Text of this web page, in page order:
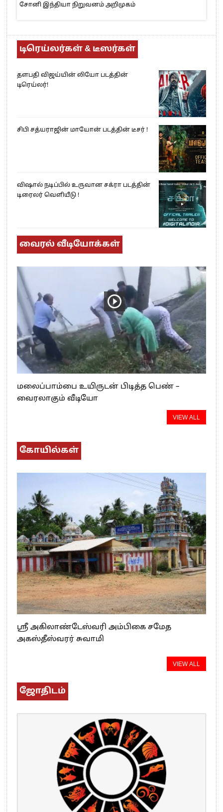
சோனி இந்தியா நிறுவனம் அறிமுகம்
டிரெய்லர்கள் & டீஸர்கள்
தளபதி விஜய்யின் லியோ படத்தின்
டிரெய்லர்!
சிபி சத்யராஜின் மாயோன் படத்தின் டீசர் !
விஷால் நடிப்பில் உருவான சக்ரா படத்தின்
டிரைலர் வெளியீடு !
வைரல் வீடியோக்கள்
மலைப்பாம்பை உயிருடன் பிடித்த பெண் –
வைரலாகும் வீடியோ
VIEW ALL
கோயில்கள்
ஸ்ரீ அகிலாண்டேஸ்வரி அம்பிகை சமேத
அகஸ்தீஸ்வரர் சுவாமி
VIEW ALL
ஜோதிடம்